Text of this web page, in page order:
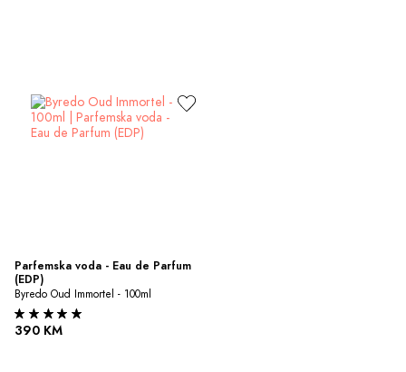
Parfemska voda - Eau de Parfum
(EDP)
Byredo Oud Immortel - 100ml
390 KM